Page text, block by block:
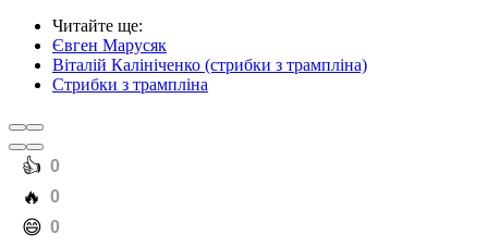
Читайте ще:
Євген Марусяк
Віталій Калініченко (стрибки з трампліна)
Стрибки з трампліна
️👍 0
️🔥 0
️😄 0